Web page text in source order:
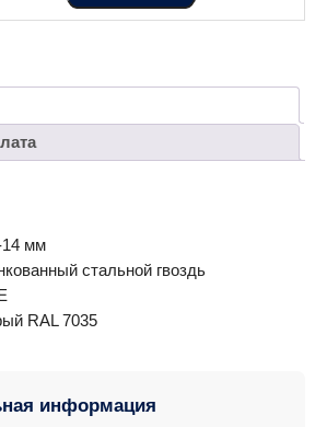
14 мм
стальной гвоздь
RAL 7035
информация